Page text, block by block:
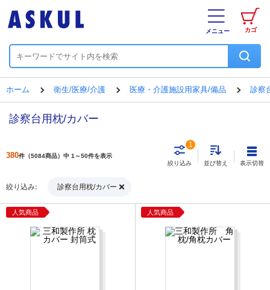
カゴ
メニュー
ホーム 衛生/医療/介護 医療・介護施設用家具/備品 診察
診察台用枕/カバー
380件（5084商品）中 1～50件を表示
絞り込み
1
並び替え 表示切替
絞り込み 診察台用枕/カバー
人気商品 人気商品